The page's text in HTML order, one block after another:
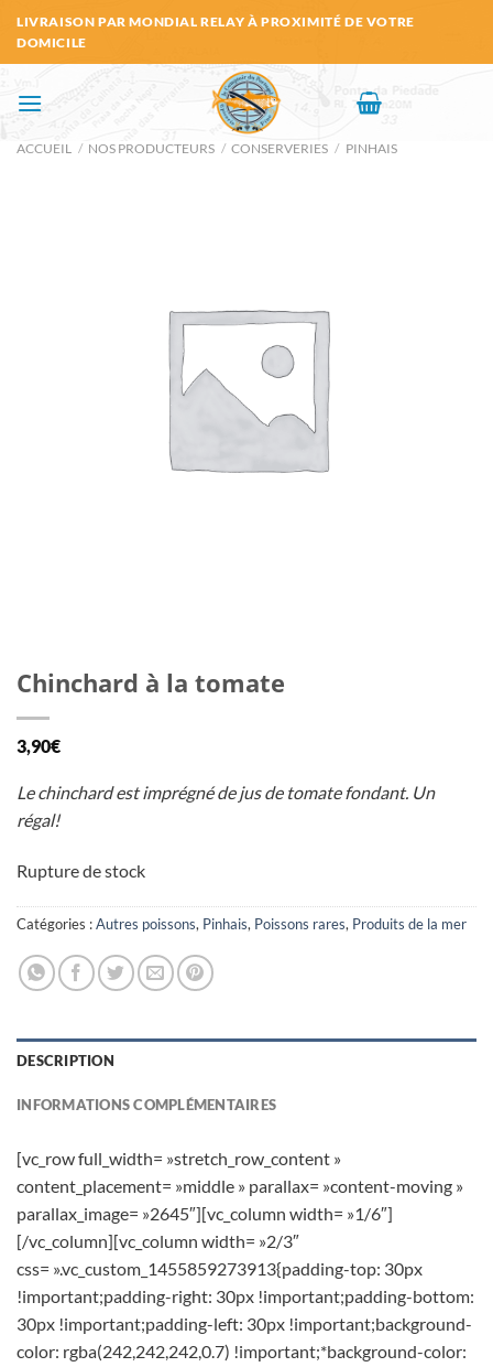
Passer
au
contenu
LIVRAISON PAR MONDIAL RELAY À PROXIMITÉ DE VOTRE
DOMICILE
ACCUEIL / NOS PRODUCTEURS / CONSERVERIES / PINHAIS
Chinchard à la tomate
3,90€
Le chinchard est imprégné de jus de tomate fondant. Un
régal!
Rupture de stock
Catégories :Autres poissons, Pinhais, Poissons rares, Produits de la mer
DESCRIPTION
INFORMATIONS COMPLÉMENTAIRES
[vc_row full_width= »stretch_row_content »
content_placement= »middle » parallax= »content-moving »
parallax_image= »2645″][vc_column width= »1/6″]
[/vc_column][vc_column width= »2/3″
css= ».vc_custom_1455859273913{padding-top: 30px
!important;padding-right: 30px !important;padding-bottom:
30px !important;padding-left: 30px !important;background-
color: rgba(242,242,242,0.7) !important;*background-color: